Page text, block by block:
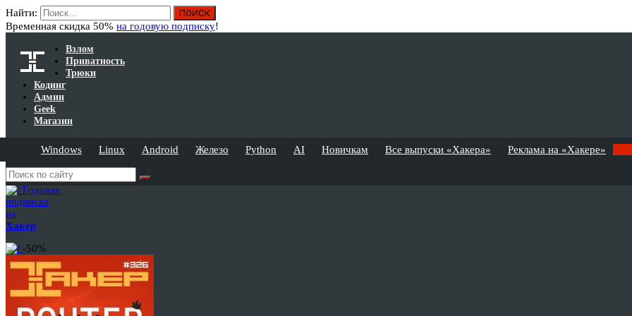
Найти:
Временная скидка 50% на годовую подписку!
Взлом
Приватность
Трюки
Кодинг
Админ
Geek
Магазин
Windows Linux Android Железо Python AI Новичкам Все выпуски «Хакера» Реклама на «Хакере»
Годовая
подписка
на
Хакер
-50%